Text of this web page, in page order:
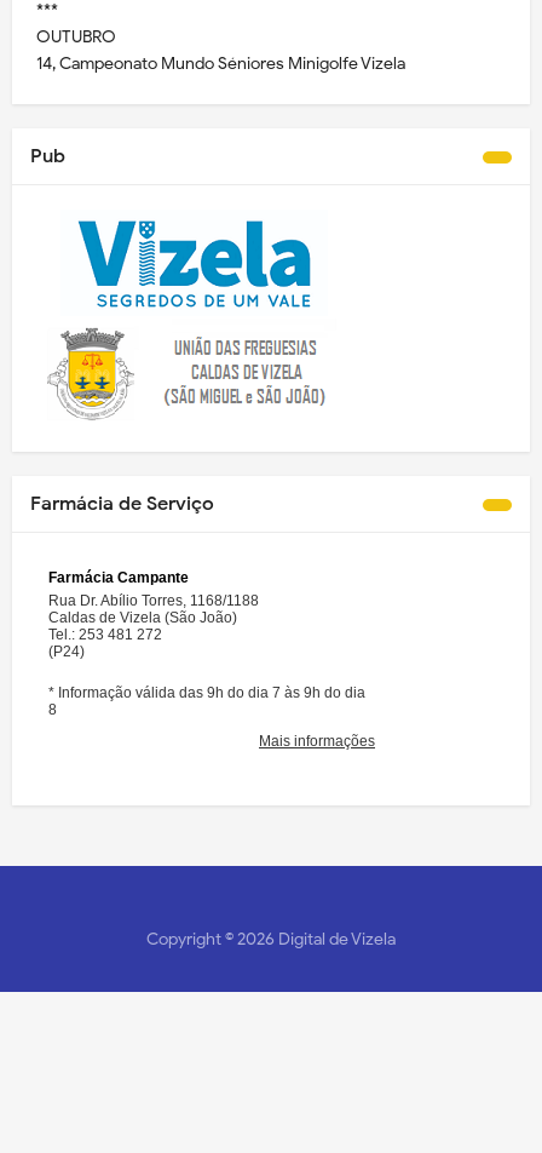
***
OUTUBRO
14, Campeonato Mundo Séniores Minigolfe Vizela
Pub
Farmácia de Serviço
Copyright ©2026 Digital de Vizela